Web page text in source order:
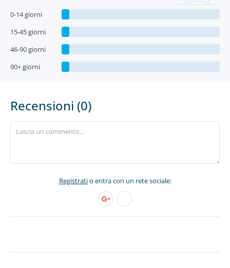
0-14 giorni
15-45 giorni
46-90 giorni
90+ giorni
Recensioni (0)
Registratio entra con un rete sociale: